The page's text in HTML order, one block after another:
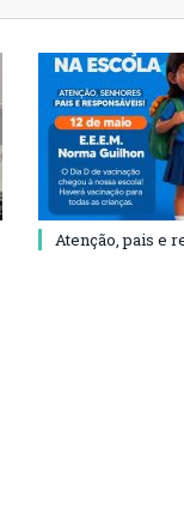
Atenção, pais e